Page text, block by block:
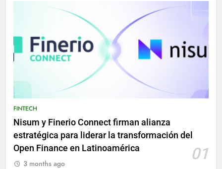
FINTECH
Nisum y Finerio Connect firman alianza
estratégica para liderar la transformación del
Open Finance en Latinoamérica
01
3 months ago